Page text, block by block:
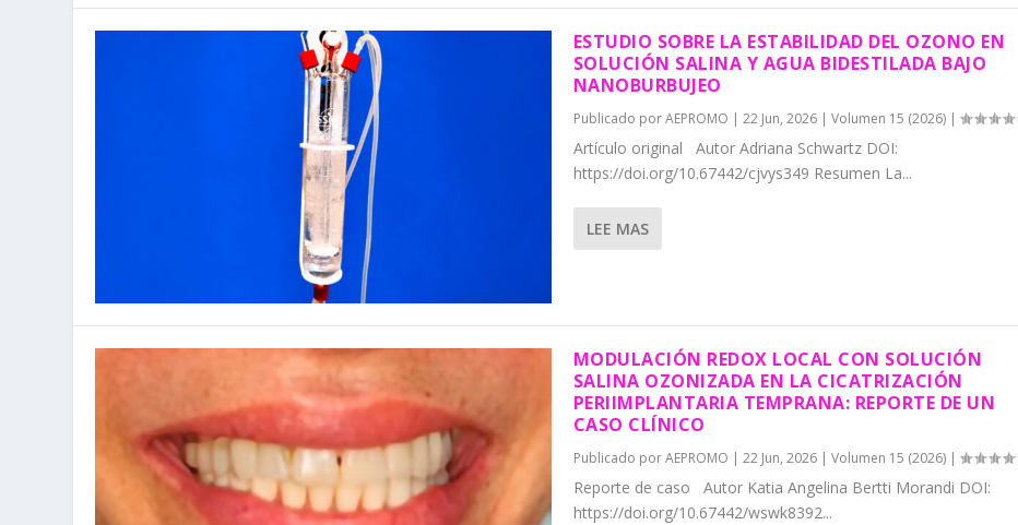
ESTUDIO SOBRE LA ESTABILIDAD DEL OZONO EN
SOLUCIÓN SALINA Y AGUA BIDESTILADA BAJO
NANOBURBUJEO
Publicado porAEPROMO | 22 Jun, 2026| Volumen 15 (2026)|
Artículo original Autor Adriana Schwartz DOI:
https://doi.org/10.67442/cjvys349 Resumen La...
LEE MAS
MODULACIÓN REDOX LOCAL CON SOLUCIÓN
SALINA OZONIZADA EN LA CICATRIZACIÓN
PERIIMPLANTARIA TEMPRANA: REPORTE DE UN
CASO CLÍNICO
Publicado porAEPROMO | 22 Jun, 2026| Volumen 15 (2026)|
Reporte de caso Autor Katia Angelina Bertti Morandi DOI:
https://doi.org/10.67442/wswk8392...